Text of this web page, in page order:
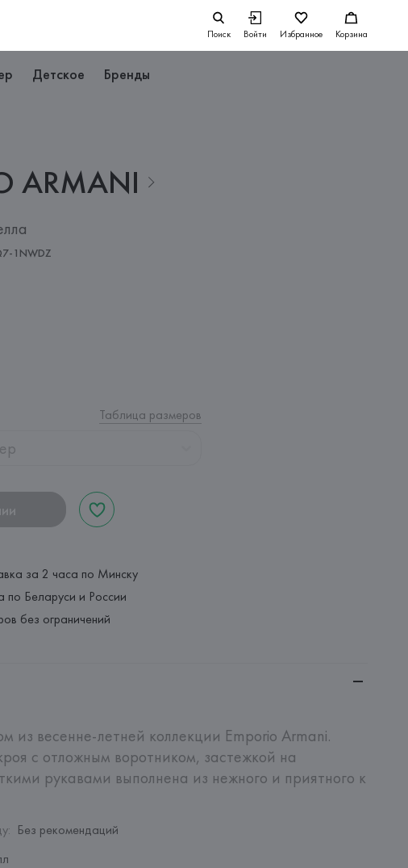
Поиск Войти Избранное Корзина
Детское Бренды
ARMANI
1NWDZ
Таблица размеров
за 2 часа по Минску
по Беларуси и России
без ограничений
из весенне-летней коллекции Emporio Armani.
с отложным воротником, застежкой на
рукавами выполнена из нежного и приятного к
: Без рекомендаций